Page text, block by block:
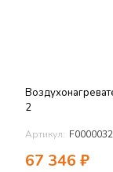
2
Артикул:
67 346 ₽